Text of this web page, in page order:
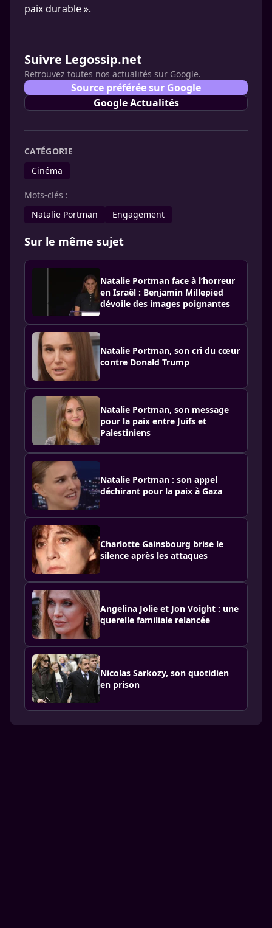
paix durable ».
Suivre Legossip.net
Retrouvez toutes nos actualités sur Google.
Source préférée sur Google
Google Actualités
CATÉGORIE
Cinéma
Mots-clés :
Natalie Portman
Engagement
Sur le même sujet
Natalie Portman face à l’horreur
en Israël : Benjamin Millepied
dévoile des images poignantes
Natalie Portman, son cri du cœur
contre Donald Trump
Natalie Portman, son message
pour la paix entre Juifs et
Palestiniens
Natalie Portman : son appel
déchirant pour la paix à Gaza
Charlotte Gainsbourg brise le
silence après les attaques
Angelina Jolie et Jon Voight : une
querelle familiale relancée
Nicolas Sarkozy, son quotidien
en prison